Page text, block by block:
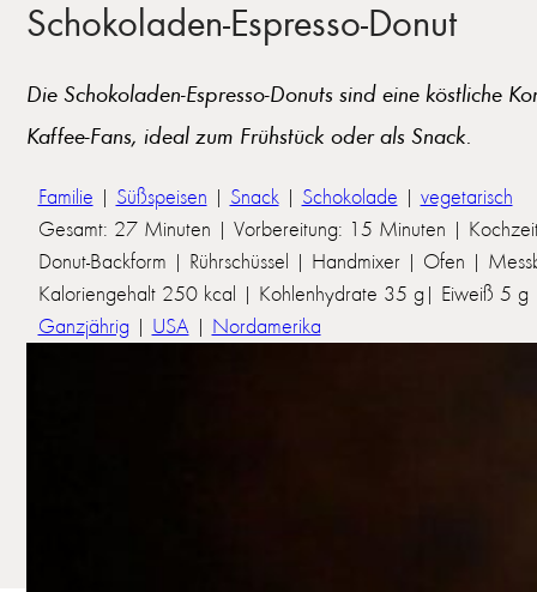
Schokoladen-Espresso-Donut
Die Schokoladen-Espresso-Donuts sind eine köstliche
Kaffee-Fans, ideal zum Frühstück oder als Snack.
Familie | Süßspeisen | Snack| Schokolade | vegetarisch
Gesamt: 27 Minuten | Vorbereitung: 15 Minuten |
Donut-Backform | Rührschüssel | Handmixer | Ofen |
Kaloriengehalt 250 kcal | Kohlenhydrate 35 g| Eiweiß 5
Ganzjährig | USA | Nordamerika